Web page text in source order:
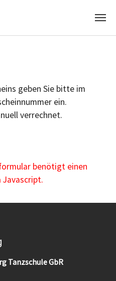
geben Sie bitte im
ein.
verrechnet.
benötigt einen
Tanzschule GbR